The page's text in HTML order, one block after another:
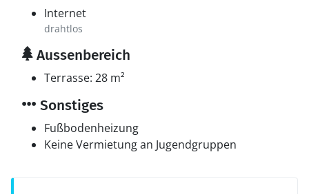
Internet
drahtlos
Aussenbereich
Terrasse: 28 m²
Sonstiges
Fußbodenheizung
Keine Vermietung an Jugendgruppen